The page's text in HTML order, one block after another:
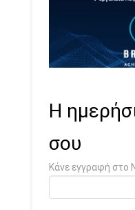
Η
σου
Κάνε εγγραφή στο